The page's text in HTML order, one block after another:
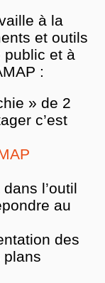
à la
et outils
public et à
:
» de 2
c’est
l’outil
au
des
plans